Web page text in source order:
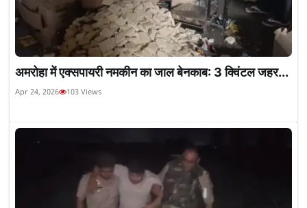
अमरोहा में एक्सपायरी नमकीन का जाल बेनकाब: 3 क्विंटल जहर...
Apr 24, 2026 103 Views